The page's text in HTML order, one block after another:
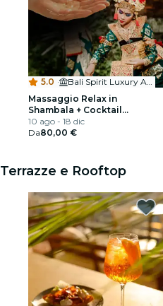
5.0 ·
Bali Spirit Luxury Art Spa
Massaggio Relax in
Shambala + Cocktail
Jimbaran & Tabella di Sushi
10 ago - 18 dic
Da80,00 €
Terrazze e Rooftop